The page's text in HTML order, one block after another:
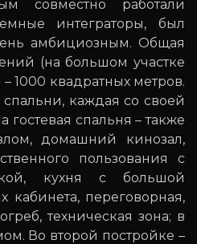
совместно работали
интеграторы, был
амбициозным. Общая
(на большом участке
1000 квадратных метров.
каждая со своей
гостевая спальня – также
домашний кинозал,
пользования с
кухня с большой
кабинета, переговорная,
техническая зона; в
Во второй постройке –